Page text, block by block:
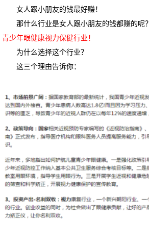
女人跟小朋友的钱最好赚！
那什么行业是女人跟小朋友的钱都赚的呢？
青少年眼健康视力保健行业！
为什么选择这个行业？
这三个理由告诉你：